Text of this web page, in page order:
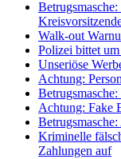
Walk-out
Polizei bittet
Unseriöse
Achtung:
Achtung: Fake
Kriminelle
Zahlungen auf